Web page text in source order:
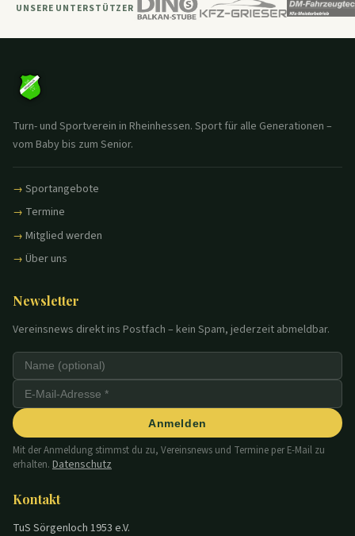
UNSERE UNTERSTÜTZER
Turn- und Sportverein in Rheinhessen. Sport für alle Generationen –
vom Baby bis zum Senior.
Sportangebote
Termine
Mitglied werden
Über uns
Newsletter
Vereinsnews direkt ins Postfach – kein Spam, jederzeit abmeldbar.
Anmelden
Mit der Anmeldung stimmst du zu, Vereinsnews und Termine per E-Mail zu
erhalten. Datenschutz
Kontakt
TuS Sörgenloch 1953 e.V.